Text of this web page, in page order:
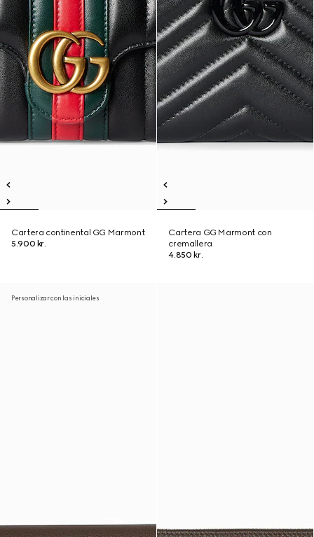
Cartera continental GG Marmont
5.900 kr.
Cartera GG Marmont con
cremallera
4.850 kr.
Personalizar con las iniciales